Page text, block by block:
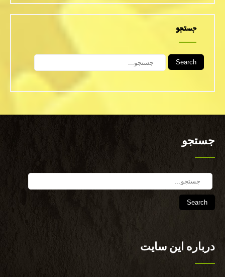
جستجو
Search
جستجو
درباره این سایت